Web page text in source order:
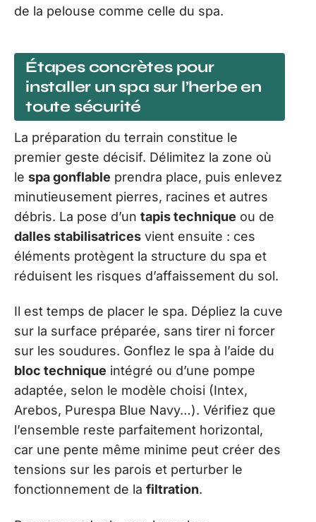
de la pelouse comme celle du spa.
Étapes concrètes pour
installer un spa sur l’herbe en
toute sécurité
La préparation du terrain constitue le
premier geste décisif. Délimitez la zone où
le spa gonflable prendra place, puis enlevez
minutieusement pierres, racines et autres
débris. La pose d’un tapis technique ou de
dalles stabilisatrices vient ensuite : ces
éléments protègent la structure du spa et
réduisent les risques d’affaissement du sol.
Il est temps de placer le spa. Dépliez la cuve
sur la surface préparée, sans tirer ni forcer
sur les soudures. Gonflez le spa à l’aide du
bloc technique intégré ou d’une pompe
adaptée, selon le modèle choisi (Intex,
Arebos, Purespa Blue Navy…). Vérifiez que
l’ensemble reste parfaitement horizontal,
car une pente même minime peut créer des
tensions sur les parois et perturber le
fonctionnement de la filtration.